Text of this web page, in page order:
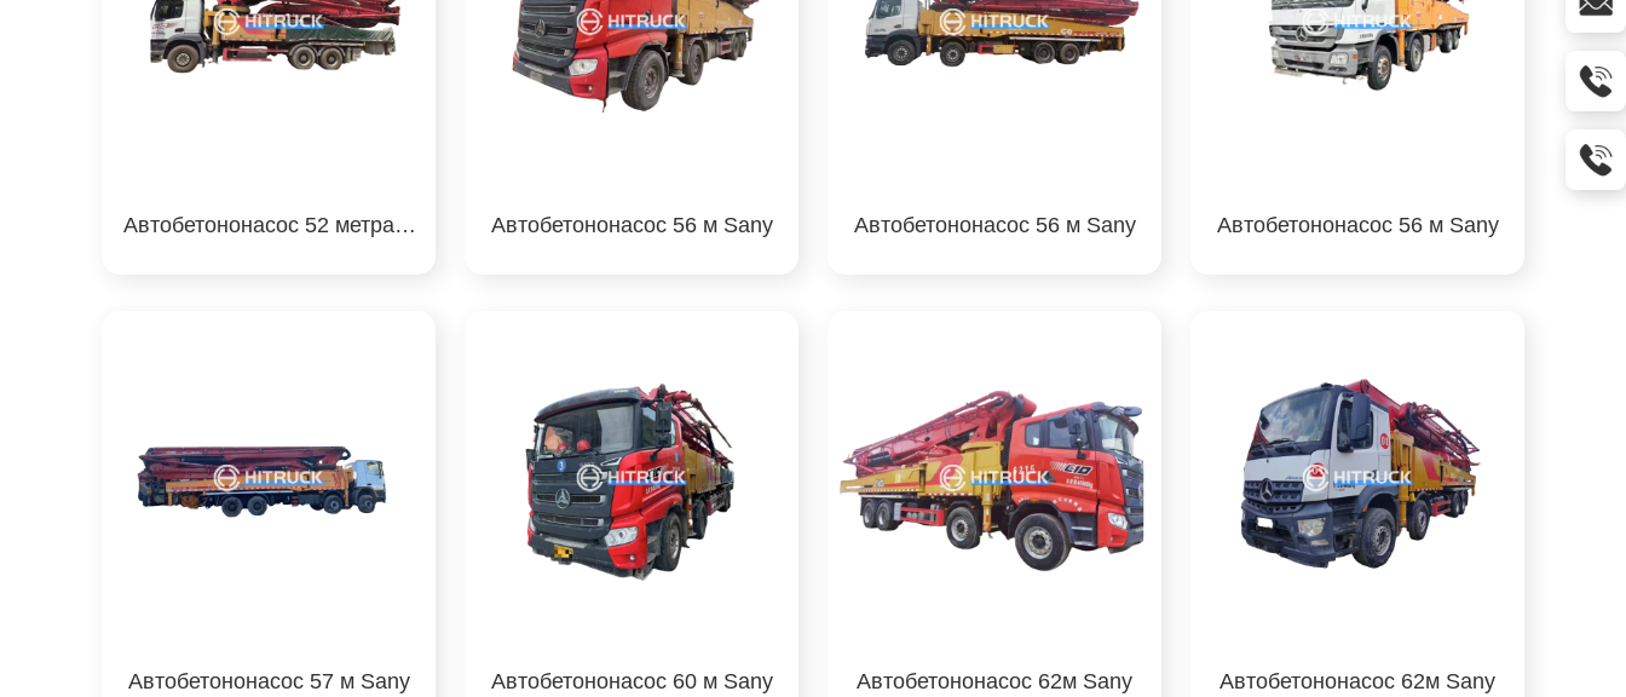
Автобетононасос 52 метра S
Автобетононасос 56 м Sany Автобетононасос 56 м Sany Автобетононасос 56 м Sany
Автобетононасос 57 м Sany Автобетононасос 60 м Sany Автобетононасос 62м Sany Автобетононасос 62м Sany